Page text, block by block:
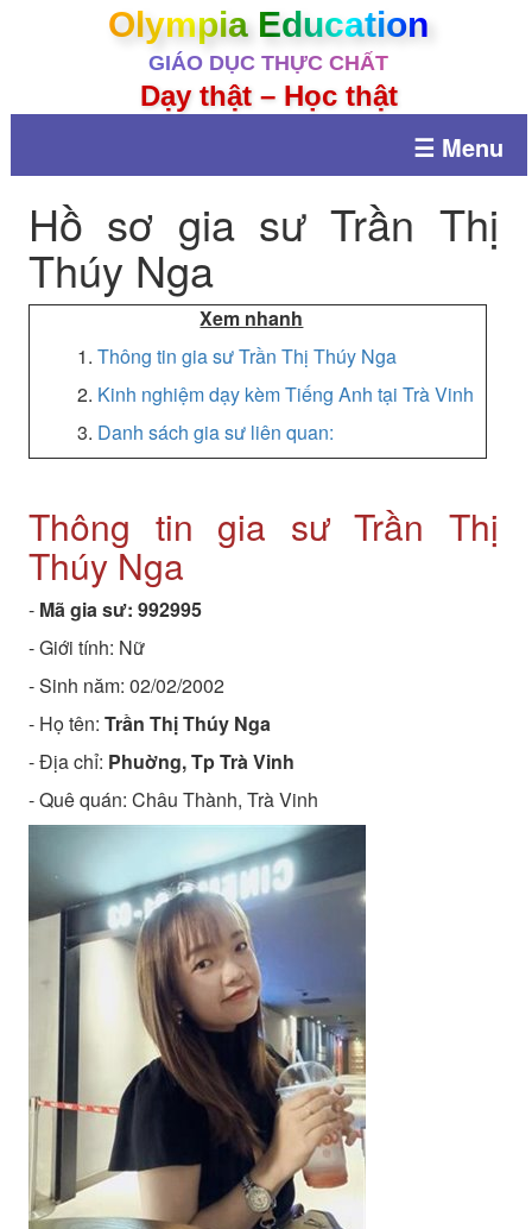
Olympia Education
GIÁO DỤC THỰC CHẤT
Dạy thật – Học thật
☰ Menu
Hồ sơ gia sư Trần Thị
Thúy Nga
Xem nhanh
1. Thông tin gia sư Trần Thị Thúy Nga
2. Kinh nghiệm dạy kèm Tiếng Anh tại Trà Vinh
3. Danh sách gia sư liên quan:
Thông tin gia sư Trần Thị
Thúy Nga
- Mã gia sư: 992995
- Giới tính: Nữ
- Sinh năm: 02/02/2002
- Họ tên: Trần Thị Thúy Nga
- Địa chỉ: Phuờng, Tp Trà Vinh
- Quê quán: Châu Thành, Trà Vinh